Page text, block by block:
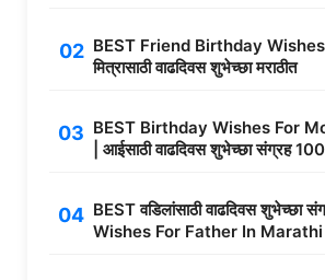
BEST Friend Birthday
मित्रासाठी वाढदिवस शुभेच्छा मराठीत
BEST Birthday Wishes For
| आईसाठी वाढदिवस शुभेच्छा संग्रह
BEST वडिलांसाठी वाढदिवस शुभेच्छा
Wishes For Father In Marathi